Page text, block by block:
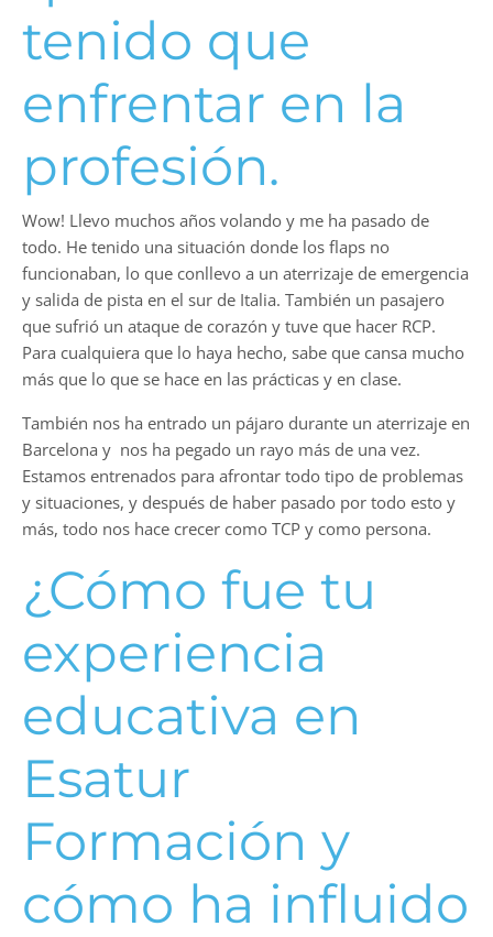
tenido que
enfrentar en la
profesión.
Wow! Llevo muchos años volando y me ha pasado de
todo. He tenido una situación donde los flaps no
funcionaban, lo que conllevo a un aterrizaje de emergencia
y salida de pista en el sur de Italia. También un pasajero
que sufrió un ataque de corazón y tuve que hacer RCP.
Para cualquiera que lo haya hecho, sabe que cansa mucho
más que lo que se hace en las prácticas y en clase.
También nos ha entrado un pájaro durante un aterrizaje en
Barcelona y nos ha pegado un rayo más de una vez.
Estamos entrenados para afrontar todo tipo de problemas
y situaciones, y después de haber pasado por todo esto y
más, todo nos hace crecer como TCP y como persona.
¿Cómo fue tu
experiencia
educativa en
Esatur
Formación y
cómo ha influido